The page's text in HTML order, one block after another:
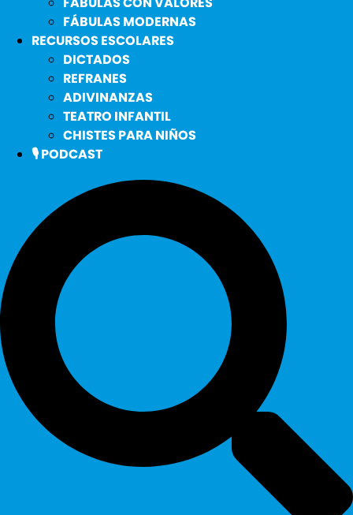
FÁBULAS MODERNAS
RECURSOS ESCOLARES
DICTADOS
REFRANES
ADIVINANZAS
TEATRO INFANTIL
CHISTES PARA NIÑOS
🎙️ PODCAST